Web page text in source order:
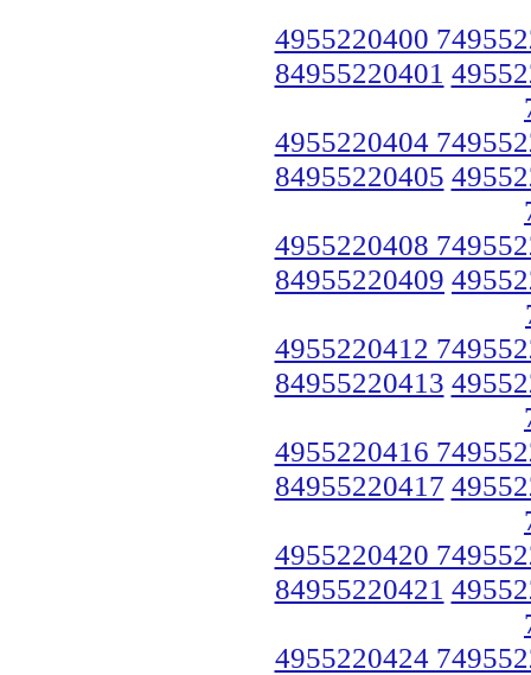
4955220400
84955220401
4955220404
84955220405
4955220408
84955220409
4955220412
84955220413
4955220416
84955220417
4955220420
84955220421
4955220424